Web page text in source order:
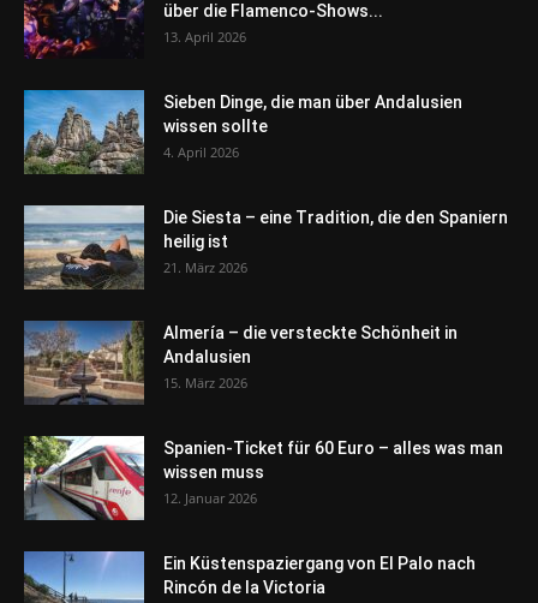
über die Flamenco-Shows...
13. April 2026
Sieben Dinge, die man über Andalusien
wissen sollte
4. April 2026
Die Siesta – eine Tradition, die den Spaniern
heilig ist
21. März 2026
Almería – die versteckte Schönheit in
Andalusien
15. März 2026
Spanien-Ticket für 60 Euro – alles was man
wissen muss
12. Januar 2026
Ein Küstenspaziergang von El Palo nach
Rincón de la Victoria